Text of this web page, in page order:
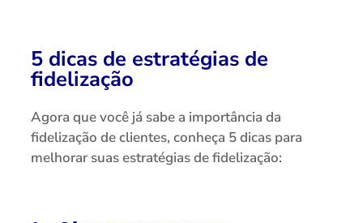
5 dicas de estratégias de
fidelização
Agora que você já sabe a importância da
fidelização de clientes, conheça 5 dicas para
melhorar suas estratégias de fidelização: